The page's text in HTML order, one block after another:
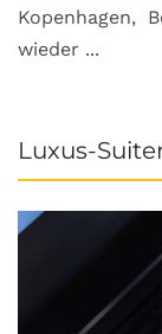
Kopenhagen,
wieder ...
Luxus-